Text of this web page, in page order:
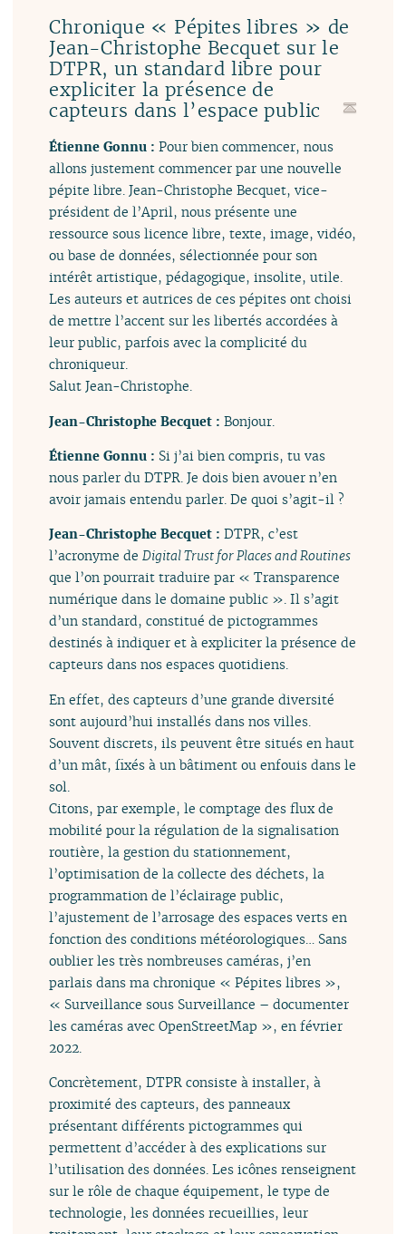
Chronique « Pépites libres » de
Jean-Christophe Becquet sur le
DTPR, un standard libre pour
expliciter la présence de
capteurs dans l’espace public
Étienne Gonnu :Pour bien commencer, nous
allons justement commencer par une nouvelle
pépite libre. Jean-Christophe Becquet, vice-
président de l’April, nous présente une
ressource sous licence libre, texte, image, vidéo,
ou base de données, sélectionnée pour son
intérêt artistique, pédagogique, insolite, utile.
Les auteurs et autrices de ces pépites ont choisi
de mettre l’accent sur les libertés accordées à
leur public, parfois avec la complicité du
chroniqueur.
Salut Jean-Christophe.
Jean-Christophe Becquet :Bonjour.
Étienne Gonnu : Si j’ai bien compris, tu vas
nous parler du DTPR. Je dois bien avouer n’en
avoir jamais entendu parler. De quoi s’agit-il ?
Jean-Christophe Becquet :DTPR, c’est
l’acronyme deDigital Trust for Places and Routines
que l’on pourrait traduire par « Transparence
numérique dans le domaine public ». Il s’agit
d’un standard, constitué de pictogrammes
destinés à indiquer et à expliciter la présence de
capteurs dans nos espaces quotidiens.
En effet, des capteurs d’une grande diversité
sont aujourd’hui installés dans nos villes.
Souvent discrets, ils peuvent être situés en haut
d’un mât, fixés à un bâtiment ou enfouis dans le
sol.
Citons, par exemple, le comptage des flux de
mobilité pour la régulation de la signalisation
routière, la gestion du stationnement,
l’optimisation de la collecte des déchets, la
programmation de l’éclairage public,
l’ajustement de l’arrosage des espaces verts en
fonction des conditions météorologiques… Sans
oublier les très nombreuses caméras, j’en
parlais dans ma chronique « Pépites libres »,
« Surveillance sous Surveillance – documenter
les caméras avec OpenStreetMap », en février
2022.
Concrètement, DTPR consiste à installer, à
proximité des capteurs, des panneaux
présentant différents pictogrammes qui
permettent d’accéder à des explications sur
l’utilisation des données. Les icônes renseignent
sur le rôle de chaque équipement, le type de
technologie, les données recueillies, leur